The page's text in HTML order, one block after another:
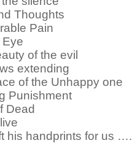
Thoughts
Pain
of the evil
extending
of the Unhappy one
Punishment
Dead
his handprints for us ….